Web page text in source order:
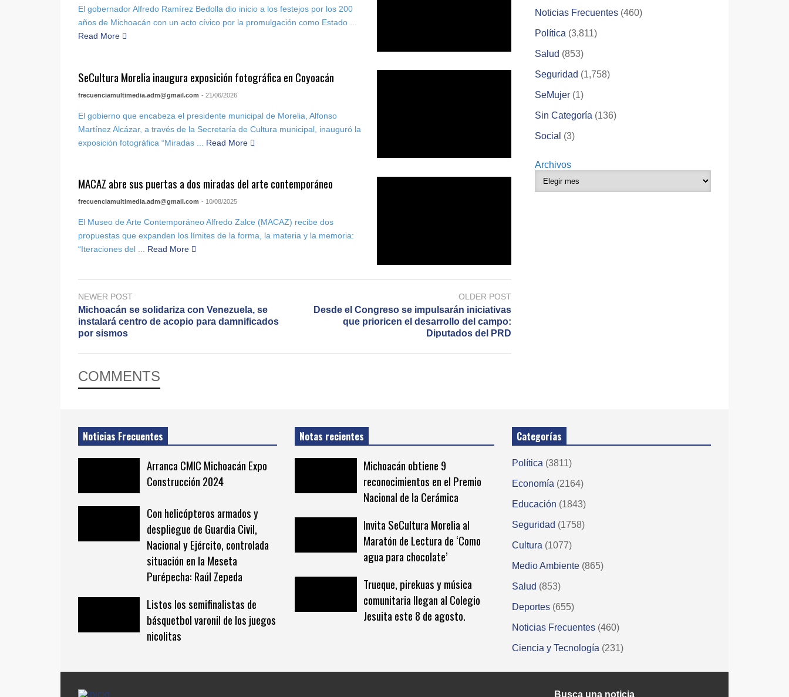
El gobernador Alfredo Ramírez Bedolla dio inicio a los festejos por los 200
años de Michoacán con un acto cívico por la promulgación como Estado ...
Read More
SeCultura Morelia inaugura exposición fotográfica en Coyoacán
frecuenciamultimedia.adm@gmail.com - 21/06/2026
El gobierno que encabeza el presidente municipal de Morelia, Alfonso
Martínez Alcázar, a través de la Secretaría de Cultura municipal, inauguró la
exposición fotográfica “Miradas ...
Read More
MACAZ abre sus puertas a dos miradas del arte contemporáneo
frecuenciamultimedia.adm@gmail.com - 10/08/2025
El Museo de Arte Contemporáneo Alfredo Zalce (MACAZ) recibe dos
propuestas que expanden los límites de la forma, la materia y la memoria:
“Iteraciones del ... Read More
NEWER POST
Michoacán se solidariza con Venezuela, se
instalará centro de acopio para damnificados
por sismos
OLDER POST
Desde el Congreso se impulsarán iniciativas
que prioricen el desarrollo del campo:
Diputados del PRD
COMMENTS
Noticias Frecuentes (460)
Política (3,811)
Salud (853)
Seguridad (1,758)
SeMujer (1)
Sin Categoría (136)
Social (3)
Archivos
Noticias Frecuentes
Arranca CMIC Michoacán Expo
Construcción 2024
Con helicópteros armados y
despliegue de Guardia Civil,
Nacional y Ejército, controlada
situación en la Meseta
Purépecha: Raúl Zepeda
Listos los semifinalistas de
básquetbol varonil de los juegos
nicolitas
Notas recientes
Michoacán obtiene 9
reconocimientos en el Premio
Nacional de la Cerámica
Invita SeCultura Morelia al
Maratón de Lectura de ‘Como
agua para chocolate’
Trueque, pirekuas y música
comunitaria llegan al Colegio
Jesuita este 8 de agosto.
Categorías
Política (3811)
Economía (2164)
Educación (1843)
Seguridad (1758)
Cultura (1077)
Medio Ambiente (865)
Salud (853)
Deportes (655)
Noticias Frecuentes (460)
Ciencia y Tecnología (231)
Busca una noticia